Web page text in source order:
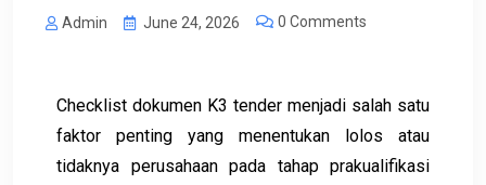
Admin June 24, 2026 0 Comments
Checklist dokumen K3 tender menjadi salah satu
faktor penting yang menentukan lolos atau
tidaknya perusahaan pada tahap prakualifikasi